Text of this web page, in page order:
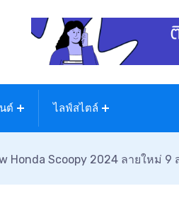
ต์ ไลฟ์สไตล์
Honda Scoopy 2024 ลายใหม่